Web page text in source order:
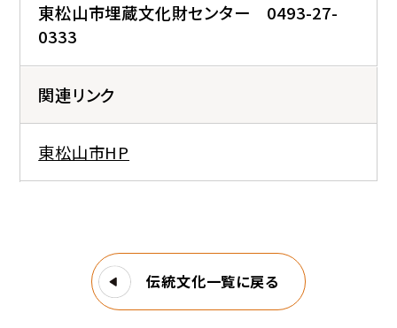
東松山市埋蔵文化財センター 0493-27-
0333
関連リンク
東松山市HP
伝統文化一覧に戻る